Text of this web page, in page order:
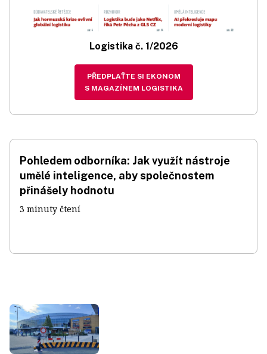
Logistika č. 1/2026
PŘEDPLAŤTE SI EKONOM
S MAGAZÍNEM LOGISTIKA
Pohledem odborníka: Jak využít nástroje
umělé inteligence, aby společnostem
přinášely hodnotu
3 minuty čtení